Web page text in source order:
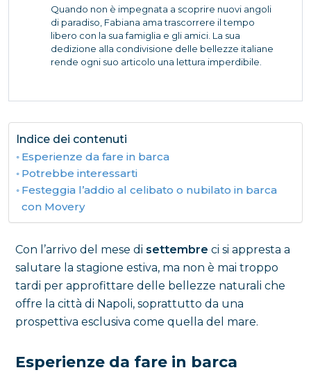
Quando non è impegnata a scoprire nuovi angoli
di paradiso, Fabiana ama trascorrere il tempo
libero con la sua famiglia e gli amici. La sua
dedizione alla condivisione delle bellezze italiane
rende ogni suo articolo una lettura imperdibile.
Indice dei contenuti
Esperienze da fare in barca
Potrebbe interessarti
Festeggia l’addio al celibato o nubilato in barca
con Movery
Con l’arrivo del mese di settembre ci si appresta a
salutare la stagione estiva, ma non è mai troppo
tardi per approfittare delle bellezze naturali che
offre la città di Napoli, soprattutto da una
prospettiva esclusiva come quella del mare.
Esperienze da fare in barca